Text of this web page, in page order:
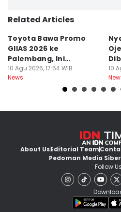
Related Articles
Toyota Bawa Promo
GIIAS 2026 ke
Palembang, Ini
Penawaran
Menariknya!
10 Agu 2026, 17:54 WIB
News
10
About UsEditorial Team
Pedoman Media Siber
Follow Us